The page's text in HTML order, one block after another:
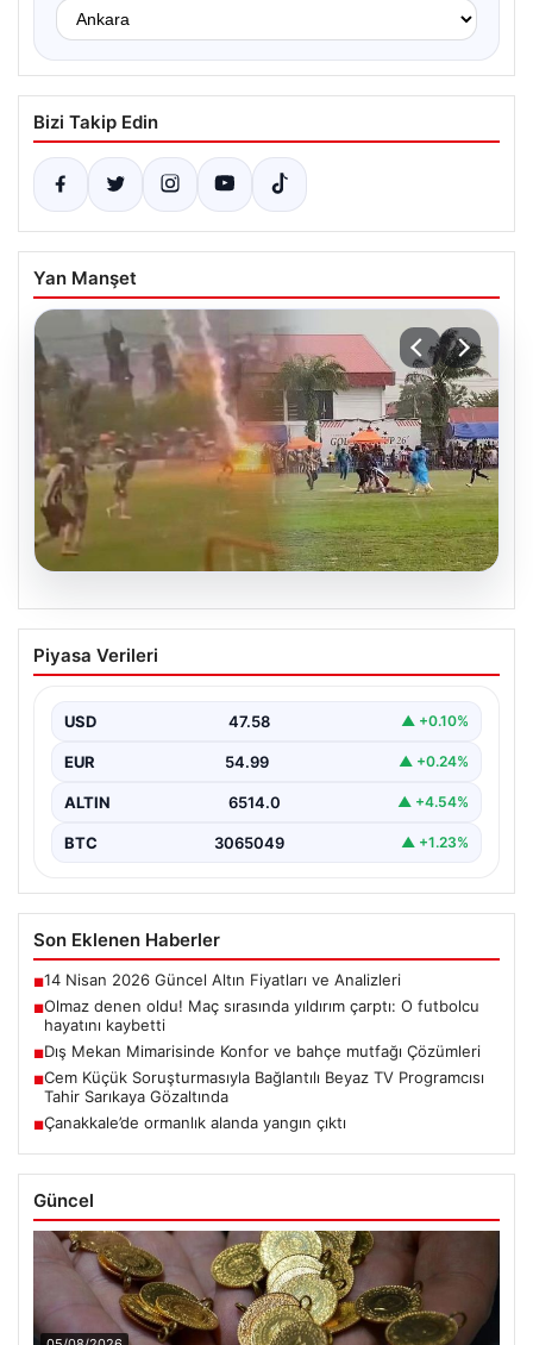
Bizi Takip Edin
Yan Manşet
Olmaz denen oldu! Maç sırasında
yıldırım çarptı: O futbolcu hayatını
Piyasa Verileri
USD 47.58 ▲ +0.10%
EUR 54.99 ▲ +0.24%
ALTIN 6514.0 ▲ +4.54%
BTC 3065049 ▲ +1.23%
Son Eklenen Haberler
■14 Nisan 2026 Güncel Altın Fiyatları ve Analizleri
■Olmaz denen oldu! Maç sırasında yıldırım çarptı: O futbolcu
hayatını kaybetti
■Dış Mekan Mimarisinde Konfor ve bahçe mutfağı Çözümleri
■Cem Küçük Soruşturmasıyla Bağlantılı Beyaz TV Programcısı
Tahir Sarıkaya Gözaltında
■Çanakkale’de ormanlık alanda yangın çıktı
Güncel